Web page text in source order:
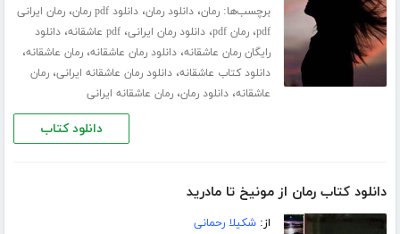
برچسب‌ها:رمان،دانلود رمان،دانلود pdf رمان ،رمان ایرانی
pdf،رمان pdf ،دانلود رمان ایرانی،pdf عاشقانه ،دانلود
رایگان رمان عاشقانه،دانلود رمان عاشقانه،رمان عاشقانه،
دانلود کتاب عاشقانه،دانلود رمان عاشقانه ایرانی،رمان
عاشقانه،دانلود رمان،رمان عاشقانه ایرانی
دانلود کتاب
دانلود کتاب رمان از مونیخ تا مادرید
از:شکیلا رحمانی